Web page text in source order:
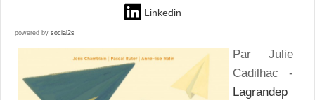
Linkedin
powered by social2s
Par Julie
Cadilhac -
Lagrandep